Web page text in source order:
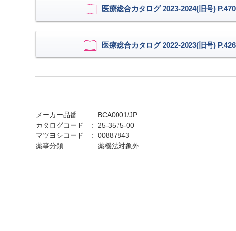
医療総合カタログ 2023-2024(旧号) P.470
医療総合カタログ 2022-2023(旧号) P.426
メーカー品番
BCA0001/JP
カタログコード
25-3575-00
マツヨシコード
00887843
薬事分類
薬機法対象外